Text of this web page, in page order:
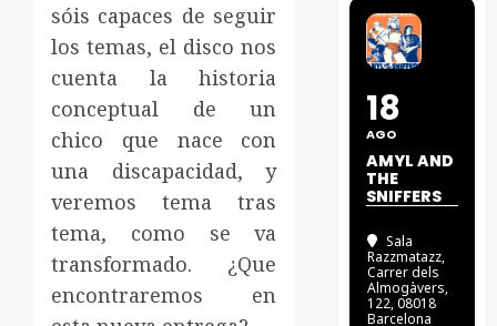
sóis capaces de seguir
los temas, el disco nos
cuenta la historia
conceptual de un
chico que nace con
una discapacidad, y
veremos tema tras
tema, como se va
transformado. ¿Que
encontraremos en
18
AGO
AMYL AND
THE
SNIFFERS
Sala
Razzmatazz,
Carrer dels
Almogàvers,
122, 08018
Barcelona